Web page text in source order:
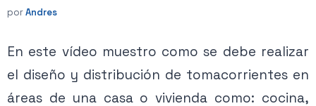
porAndres
En este vídeo muestro como se debe realizar
el diseño y distribución de tomacorrientes en
áreas de una casa o vivienda como: cocina,